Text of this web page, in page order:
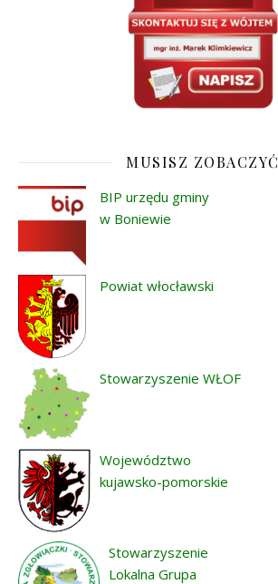
MUSISZ ZOBACZYĆ
BIP urzędu gminy
w Boniewie
Powiat włocławski
Stowarzyszenie WŁOF
Województwo
kujawsko-pomorskie
Stowarzyszenie
Lokalna Grupa